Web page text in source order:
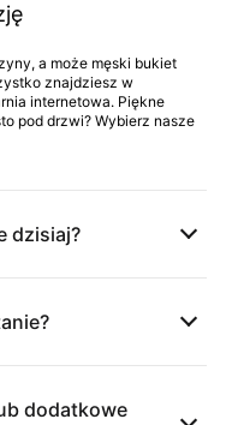
a może męski bukiet
znajdziesz w
internetowa. Piękne
pod drzwi? Wybierz nasze
dzisiaj?
dodatkowe